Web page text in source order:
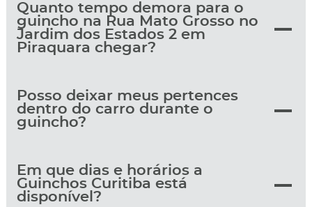
Quanto tempo demora para o
guincho na Rua Mato Grosso no
Jardim dos Estados 2 em
Piraquara chegar?
Posso deixar meus pertences
dentro do carro durante o
guincho?
Em que dias e horários a
Guinchos Curitiba está
disponível?